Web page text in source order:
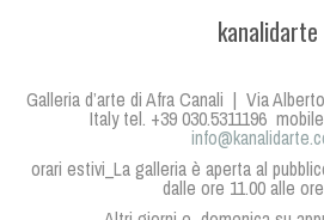
kanalidarte
Galleria d’arte di Afra Canali | Via
Italy tel. +39 030.5311196
orari estivi_La galleria è aperta al
dalle ore 11.00 alle